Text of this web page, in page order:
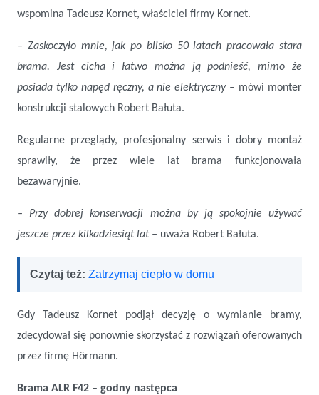
wspomina Tadeusz Kornet, właściciel firmy Kornet.
– Zaskoczyło mnie, jak po blisko 50 latach pracowała stara
brama. Jest cicha i łatwo można ją podnieść, mimo że
posiada tylko napęd ręczny, a nie elektryczny – mówi monter
konstrukcji stalowych Robert Bałuta.
Regularne przeglądy, profesjonalny serwis i dobry montaż
sprawiły, że przez wiele lat brama funkcjonowała
bezawaryjnie.
– Przy dobrej konserwacji można by ją spokojnie używać
jeszcze przez kilkadziesiąt lat – uważa Robert Bałuta.
Czytaj też: Zatrzymaj ciepło w domu
Gdy Tadeusz Kornet podjął decyzję o wymianie bramy,
zdecydował się ponownie skorzystać z rozwiązań oferowanych
przez firmę Hörmann.
Brama ALR F42 – godny następca